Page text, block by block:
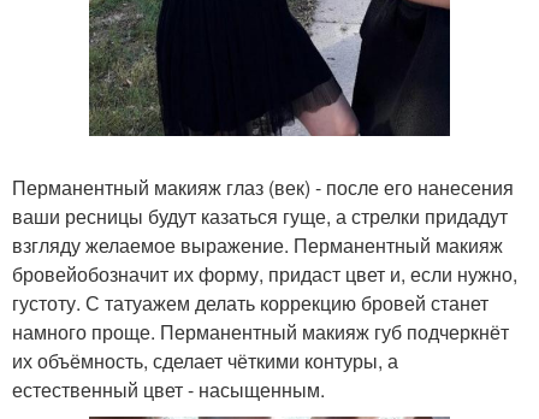
Перманентный макияж глаз (век) - после его нанесения
ваши ресницы будут казаться гуще, а стрелки придадут
взгляду желаемое выражение. Перманентный макияж
бровейобозначит их форму, придаст цвет и, если нужно,
густоту. С татуажем делать коррекцию бровей станет
намного проще. Перманентный макияж губ подчеркнёт
их объёмность, сделает чёткими контуры, а
естественный цвет - насыщенным.